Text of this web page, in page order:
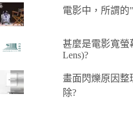
電影中，所謂的
甚麼是電影寬螢
Lens)?
畫面閃爍原因整
除?